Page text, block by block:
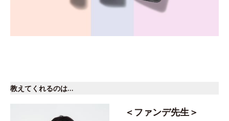
教えてくれるのは…
＜ファンデ先生＞